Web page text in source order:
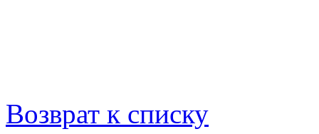
Возврат к списку